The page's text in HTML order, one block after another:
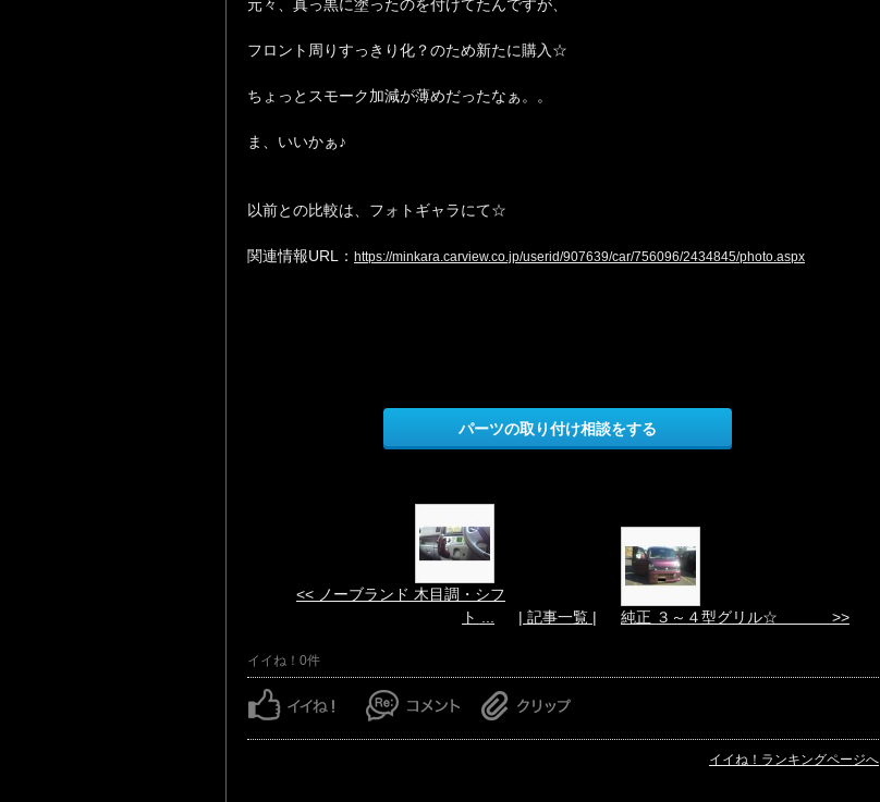
元々、真っ黒に塗ったのを付けてたんですが、
フロント周りすっきり化？のため新たに購入☆
ちょっとスモーク加減が薄めだったなぁ。。
ま、いいかぁ♪
以前との比較は、フォトギャラにて☆
関連情報URL： https://minkara.carview.co.jp/userid/907639/car/756096/2434845/photo.aspx
パーツの取り付け相談をする
<< ノーブランド 木目調・シフ
ト ...
| 記事一覧 | 純正 ３～４型グリル☆ >>
イイね！0件
イイね！ランキングページへ